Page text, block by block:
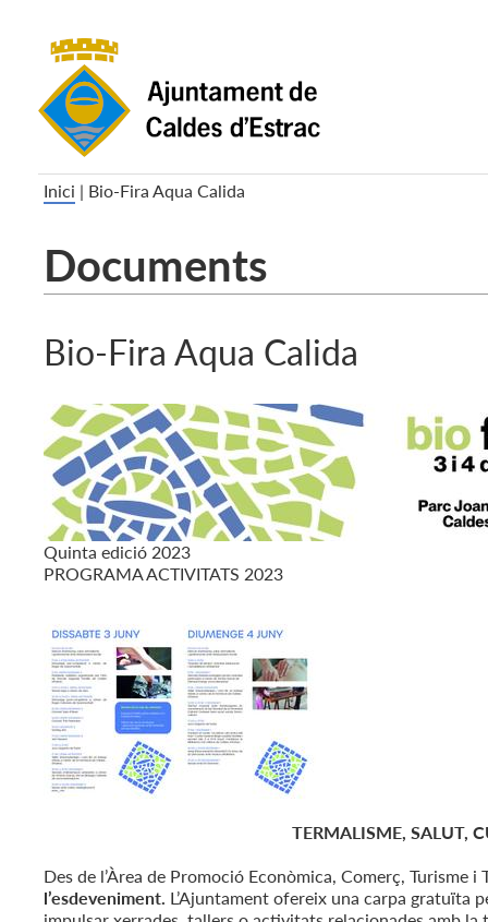
Inici | Bio-Fira Aqua Calida
Documents
Bio-Fira Aqua Calida
Quinta edició 2023
PROGRAMA ACTIVITATS 2023
TERMALISME, SALUT,
Des de l’Àrea de Promoció Econòmica, Comerç, Turisme i
l’esdeveniment. L’Ajuntament ofereix una carpa gratuïta